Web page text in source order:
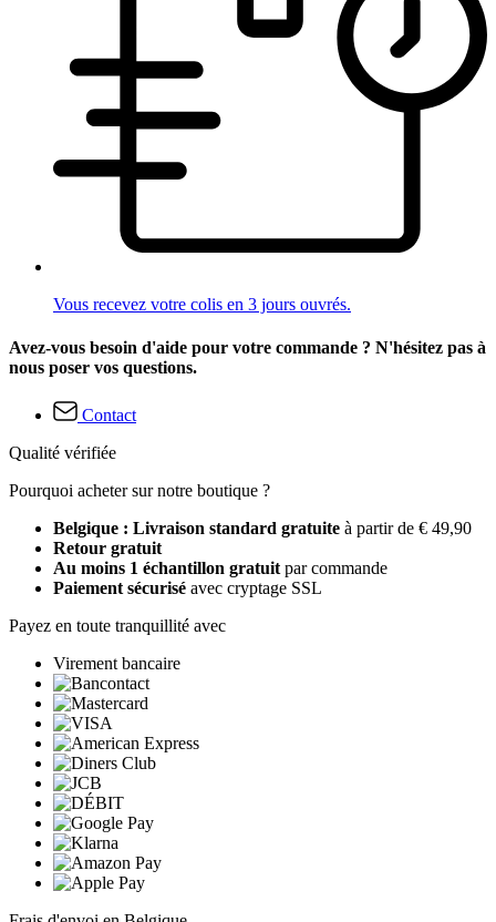
Vous recevez votre colis en 3 jours ouvrés.
Avez-vous besoin d'aide pour votre commande ? N'hésitez pas à
nous poser vos questions.
Contact
Qualité vérifiée
Pourquoi acheter sur notre boutique ?
Belgique : Livraison standard gratuite à partir de € 49,90
Retour gratuit
Au moins 1 échantillon gratuit par commande
Paiement sécurisé avec cryptage SSL
Payez en toute tranquillité avec
Virement bancaire